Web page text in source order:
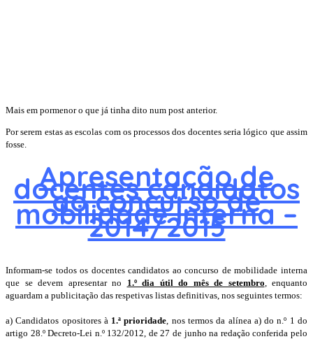
Mais em pormenor o que já tinha dito num post anterior.
Por serem estas as escolas com os processos dos docentes seria lógico que assim
fosse.
Apresentação de
docentes candidatos
ao concurso de
mobilidade interna –
2014/2015
Informam-se todos os docentes candidatos ao concurso de mobilidade interna
que se devem apresentar no 1.º dia útil do mês de setembro , enquanto
aguardam a publicitação das respetivas listas definitivas, nos seguintes termos:
a) Candidatos opositores à 1.ª prioridade , nos termos da alínea a) do n.º 1 do
artigo 28.º Decreto-Lei n.º 132/2012, de 27 de junho na redação conferida pelo